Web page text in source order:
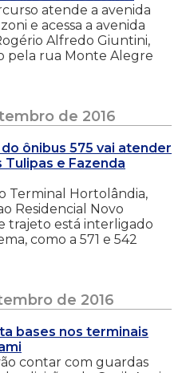
atende a avenida
e acessa a avenida
Alfredo Giuntini,
pela rua Monte Alegre
de 2016
ônibus 575 vai atender
Tulipas e Fazenda
Terminal Hortolândia,
Residencial Novo
trajeto está interligado
como a 571 e 542
de 2016
bases nos terminais
contar com guardas